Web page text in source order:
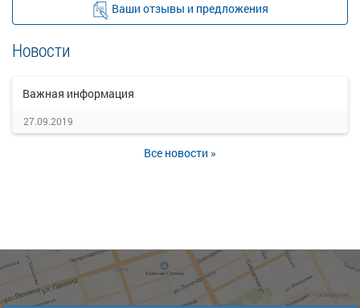
Ваши отзывы и предложения
Новости
Важная информация
27.09.2019
Все новости »